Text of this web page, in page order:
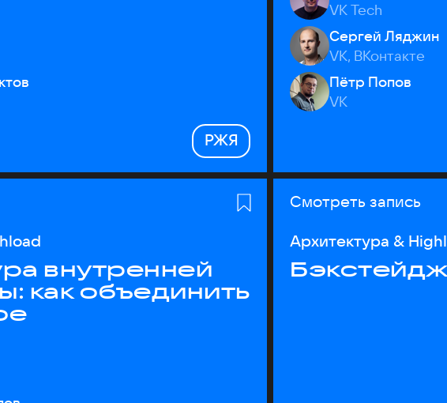
РЖЯ
VK Tech
Сергей Ляджин
VK, ВКонтакте
Пётр Попов
VK
внутренней
как объединить
Смотреть запись
Архитектура &
Бэкстейдж